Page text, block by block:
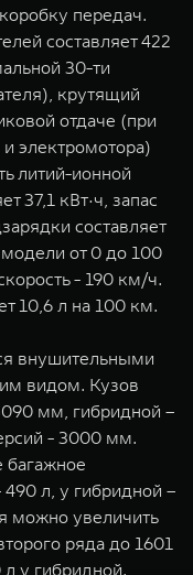
передач.
составляет 422
30-ти
крутящий
отдаче (при
электромотора)
литий-ионной
37,1 кВт·ч, запас
составляет
от 0 до 100
- 190 км/ч.
10,6 л на 100 км.
внушительными
видом. Кузов
мм, гибридной –
- 3000 мм.
багажное
л, у гибридной –
можно увеличить
ряда до 1601
у гибридной.